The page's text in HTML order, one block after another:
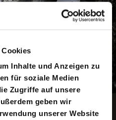
Cookies
Inhalte und Anzeigen zu
für soziale Medien
Zugriffe auf unsere
geben wir
unserer Website